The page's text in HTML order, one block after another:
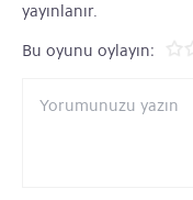
yayınlanır.
Bu oyunu oylayın: